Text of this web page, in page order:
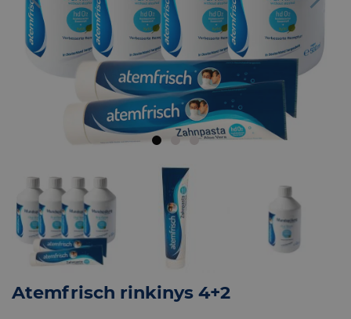
Atemfrisch rinkinys 4+2